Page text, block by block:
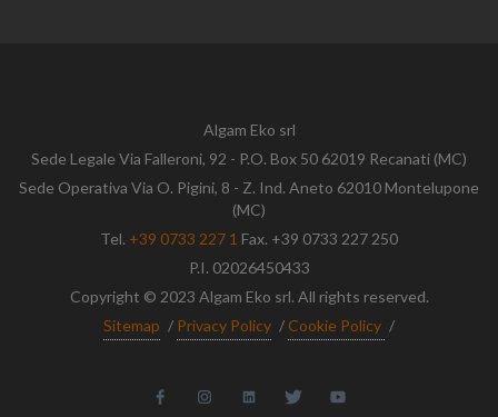
Algam Eko srl
Sede Legale Via Falleroni, 92 - P.O. Box 50 62019 Recanati (MC)
Sede Operativa Via O. Pigini, 8 - Z. Ind. Aneto 62010 Montelupone
(MC)
Tel. +39 0733 227 1 Fax. +39 0733 227 250
P.I. 02026450433
Copyright © 2023 Algam Eko srl. All rights reserved.
Sitemap / Privacy Policy / Cookie Policy /